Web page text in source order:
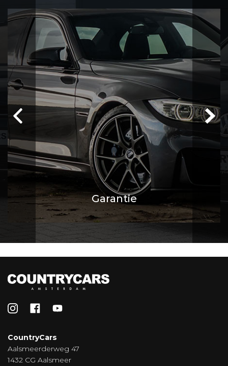
Garantie
CountryCars
Aalsmeerderweg 47
1432 CG Aalsmeer